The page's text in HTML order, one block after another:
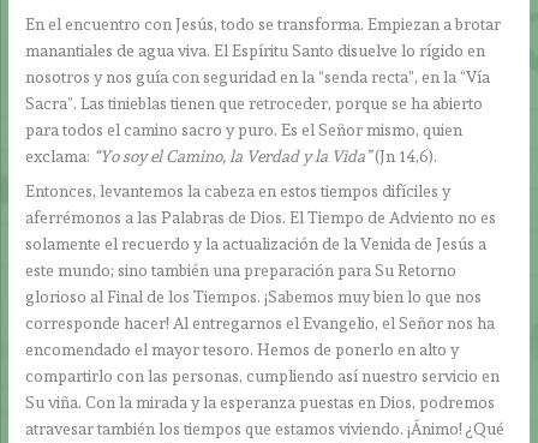
En el encuentro con Jesús, todo se transforma. Empiezan a brotar
manantiales de agua viva. El Espíritu Santo disuelve lo rígido en
nosotros y nos guía con seguridad en la “senda recta”, en la “Vía
Sacra”. Las tinieblas tienen que retroceder, porque se ha abierto
para todos el camino sacro y puro. Es el Señor mismo, quien
exclama: “Yo soy el Camino, la Verdad y la Vida”(Jn 14,6).
Entonces, levantemos la cabeza en estos tiempos difíciles y
aferrémonos a las Palabras de Dios. El Tiempo de Adviento no es
solamente el recuerdo y la actualización de la Venida de Jesús a
este mundo; sino también una preparación para Su Retorno
glorioso al Final de los Tiempos. ¡Sabemos muy bien lo que nos
corresponde hacer! Al entregarnos el Evangelio, el Señor nos ha
encomendado el mayor tesoro. Hemos de ponerlo en alto y
compartirlo con las personas, cumpliendo así nuestro servicio en
Su viña. Con la mirada y la esperanza puestas en Dios, podremos
atravesar también los tiempos que estamos viviendo. ¡Ánimo! ¿Qué